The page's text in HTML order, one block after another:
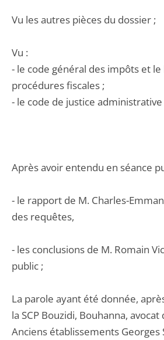
Vu les autres pièces du dossier ;
Vu :
- le code général des impôts et le
procédures fiscales ;
- le code de justice administrative
Après avoir entendu en séance
- le rapport de M. Charles-
des requêtes,
- les conclusions de M. Romain
public ;
La parole ayant été donnée,
la SCP Bouzidi, Bouhanna,
Anciens établissements Georges